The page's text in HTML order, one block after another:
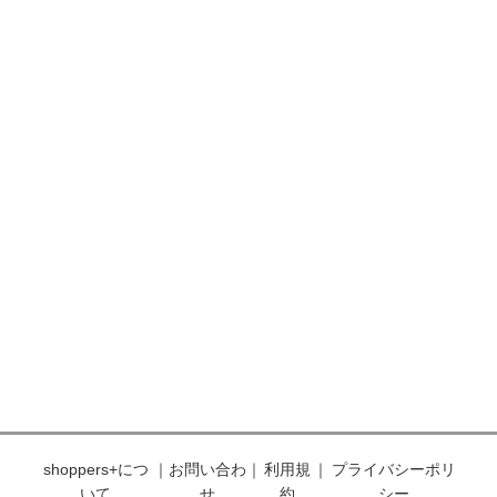
shoppers+につ
｜ お問い合わ ｜ 利用規 ｜
プライバシーポリ